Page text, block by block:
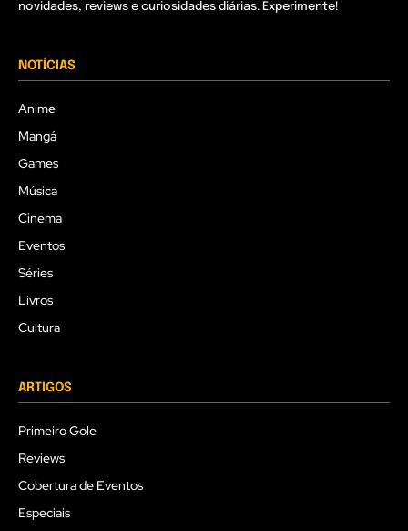
novidades, reviews e curiosidades diárias. Experimente!
NOTÍCIAS
Anime
Mangá
Games
Música
Cinema
Eventos
Séries
Livros
Cultura
ARTIGOS
Primeiro Gole
Reviews
Cobertura de Eventos
Especiais